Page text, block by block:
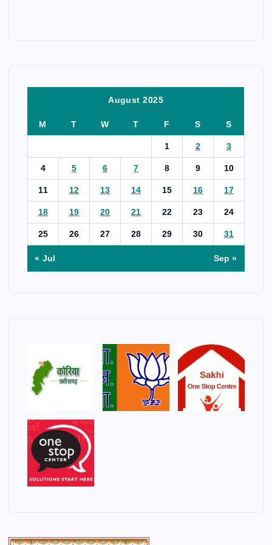
August 2025
M T W T F S S
1 2 3
4 5 6 7 8 9 10
11 12 13 14 15 16 17
18 19 20 21 22 23 24
25 26 27 28 29 30 31
« Jul Sep »